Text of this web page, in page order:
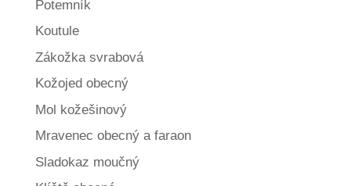
Potemník
Koutule
Zákožka svrabová
Kožojed obecný
Mol kožešinový
Mravenec obecný a faraon
Sladokaz moučný